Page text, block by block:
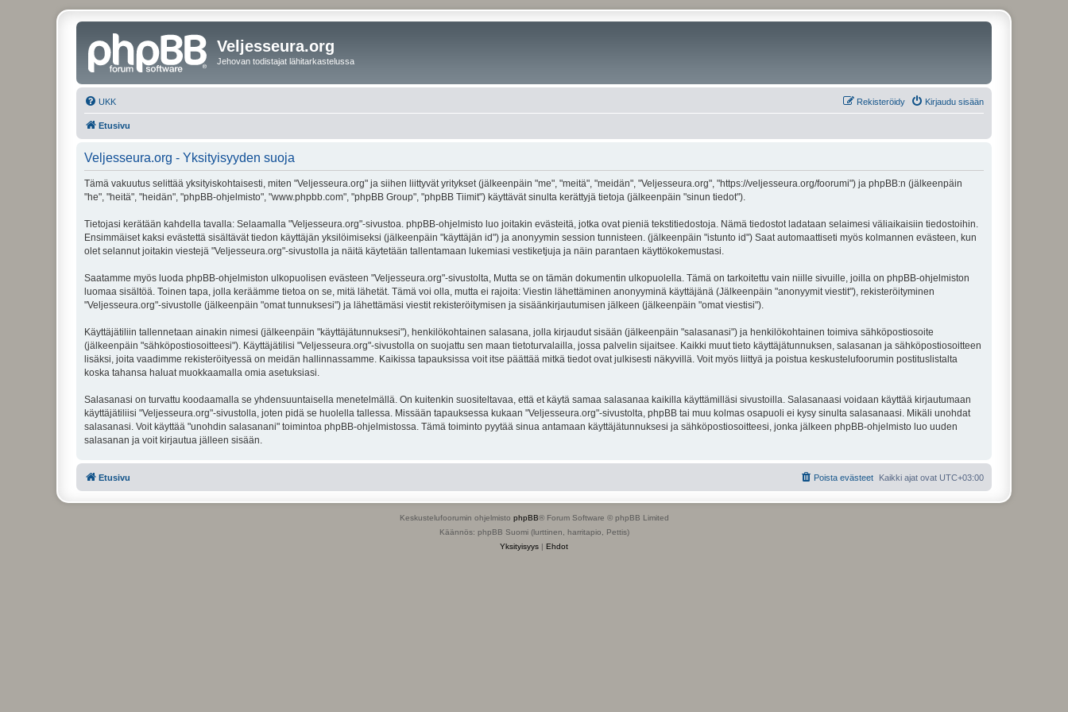
Veljesseura.org
Jehovan todistajat lähitarkastelussa
UKK Kirjaudu sisään
Rekisteröidy
Etusivu
Veljesseura.org - Yksityisyyden suoja
Tämä vakuutus selittää yksityiskohtaisesti, miten "Veljesseura.org" ja siihen liittyvät yritykset (jälkeenpäin "me", "meitä", "meidän", "Veljesseura.org", "https://veljesseura.org/foorumi") ja phpBB:n (jälkeenpäin
"he", "heitä", "heidän", "phpBB-ohjelmisto", "www.phpbb.com", "phpBB Group", "phpBB Tiimit") käyttävät sinulta kerättyjä tietoja (jälkeenpäin "sinun tiedot").
Tietojasi kerätään kahdella tavalla: Selaamalla "Veljesseura.org"-sivustoa. phpBB-ohjelmisto luo joitakin evästeitä, jotka ovat pieniä tekstitiedostoja. Nämä tiedostot ladataan selaimesi väliaikaisiin tiedostoihin.
Ensimmäiset kaksi evästettä sisältävät tiedon käyttäjän yksilöimiseksi (jälkeenpäin "käyttäjän id") ja anonyymin session tunnisteen. (jälkeenpäin "istunto id") Saat automaattiseti myös kolmannen evästeen, kun
olet selannut joitakin viestejä "Veljesseura.org"-sivustolla ja näitä käytetään tallentamaan lukemiasi vestiketjuja ja näin parantaen käyttökokemustasi.
Saatamme myös luoda phpBB-ohjelmiston ulkopuolisen evästeen "Veljesseura.org"-sivustolta, Mutta se on tämän dokumentin ulkopuolella. Tämä on tarkoitettu vain niille sivuille, joilla on phpBB-ohjelmiston
luomaa sisältöä. Toinen tapa, jolla keräämme tietoa on se, mitä lähetät. Tämä voi olla, mutta ei rajoita: Viestin lähettäminen anonyyminä käyttäjänä (Jälkeenpäin "anonyymit viestit"), rekisteröityminen
"Veljesseura.org"-sivustolle (jälkeenpäin "omat tunnuksesi") ja lähettämäsi viestit rekisteröitymisen ja sisäänkirjautumisen jälkeen (jälkeenpäin "omat viestisi").
Käyttäjätiliin tallennetaan ainakin nimesi (jälkeenpäin "käyttäjätunnuksesi"), henkilökohtainen salasana, jolla kirjaudut sisään (jälkeenpäin "salasanasi") ja henkilökohtainen toimiva sähköpostiosoite
(jälkeenpäin "sähköpostiosoitteesi"). Käyttäjätilisi "Veljesseura.org"-sivustolla on suojattu sen maan tietoturvalailla, jossa palvelin sijaitsee. Kaikki muut tieto käyttäjätunnuksen, salasanan ja sähköpostiosoitteen
lisäksi, joita vaadimme rekisteröityessä on meidän hallinnassamme. Kaikissa tapauksissa voit itse päättää mitkä tiedot ovat julkisesti näkyvillä. Voit myös liittyä ja poistua keskustelufoorumin postituslistalta
koska tahansa haluat muokkaamalla omia asetuksiasi.
Salasanasi on turvattu koodaamalla se yhdensuuntaisella menetelmällä. On kuitenkin suositeltavaa, että et käytä samaa salasanaa kaikilla käyttämilläsi sivustoilla. Salasanaasi voidaan käyttää kirjautumaan
käyttäjätiliisi "Veljesseura.org"-sivustolla, joten pidä se huolella tallessa. Missään tapauksessa kukaan "Veljesseura.org"-sivustolta, phpBB tai muu kolmas osapuoli ei kysy sinulta salasanaasi. Mikäli unohdat
salasanasi. Voit käyttää "unohdin salasanani" toimintoa phpBB-ohjelmistossa. Tämä toiminto pyytää sinua antamaan käyttäjätunnuksesi ja sähköpostiosoitteesi, jonka jälkeen phpBB-ohjelmisto luo uuden
salasanan ja voit kirjautua jälleen sisään.
Etusivu Kaikki ajat ovat UTC+03:00
Poista evästeet
Keskustelufoorumin ohjelmisto phpBB® Forum Software © phpBB Limited
Käännös: phpBB Suomi (lurttinen, harritapio, Pettis)
Yksityisyys | Ehdot